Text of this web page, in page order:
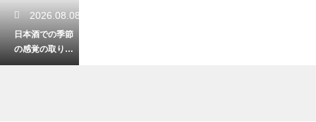
2026.08.08
日本酒での季節
の感覚の取り入
れ方！旬の食材